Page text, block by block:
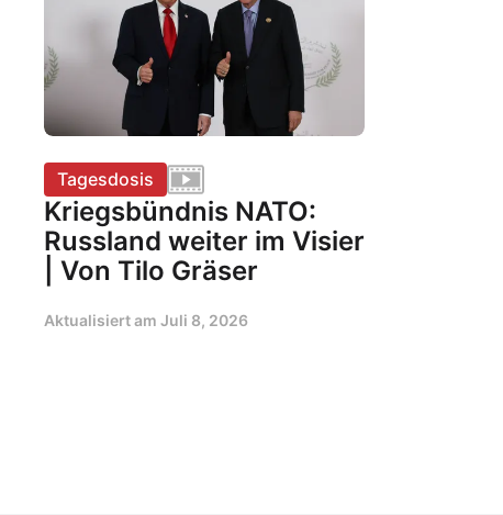
Tagesdosis
Kriegsbündnis NATO:
Russland weiter im Visier
| Von Tilo Gräser
Aktualisiert am Juli 8, 2026